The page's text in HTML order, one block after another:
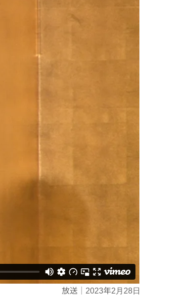
放送｜2023年2月28日